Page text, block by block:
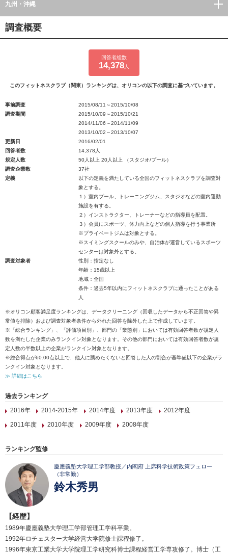
九州・沖縄
調査概要
回答者総数
14,378 人
このフィットネスクラブ（関東）ランキングは、オリコンの以下の調査に基づいています。
事前調査
2015/08/11～2015/10/08
調査期間
2015/10/09～2015/10/21
2014/11/06～2014/11/09
2013/10/02～2013/10/07
更新日
2016/02/01
回答者数
14,378人
規定人数
50人以上 20人以上 （スタジオ/プール）
調査企業数
37社
定義
以下の定義を満たしている全国のフィットネスクラブを調査対
象とする。
１）室内プール、トレーニングジム、スタジオなどの室内運動
施設を有する。
２）インストラクター、トレーナーなどの指導員を配置。
３）会員にスポーツ、体力向上などの個人指導を行う事業所
※プライベートジムは対象とする。
※スイミングスクールのみや、自治体が運営しているスポーツ
センターは対象外とする。
調査対象者
性別：指定なし
年齢：15歳以上
地域：全国
条件：過去5年以内にフィットネスクラブに通ったことがある
人
※オリコン顧客満足度ランキングは、データクリーニング（回収したデータから不正回答や異
常値を排除）および調査対象者条件から外れた回答を除外した上で作成しています。
※「総合ランキング」、「評価項目別」、部門の「業態別」においては有効回答者数が規定人
数を満たした企業のみランクイン対象となります。その他の部門においては有効回答者数が規
定人数の半数以上の企業がランクイン対象となります。
※総合得点が60.00点以上で、他人に薦めたくないと回答した人の割合が基準値以下の企業がラ
ンクイン対象となります。
≫ 詳細はこちら
過去ランキング
2016年
2014-2015年 2014年度 2013年度
2012年度
2011年度
2010年度 2009年度 2008年度
ランキング監修
慶應義塾大学理工学部教授／内閣府 上席科学技術政策フェロー
（非常勤）
鈴木秀男
【経歴】
1989年慶應義塾大学理工学部管理工学科卒業。
1992年ロチェスター大学経営大学院修士課程修了。
1996年東京工業大学大学院理工学研究科博士課程経営工学専攻修了。博士（工